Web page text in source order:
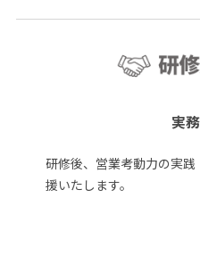
実
研修後、営業考動力の実
援いたします。